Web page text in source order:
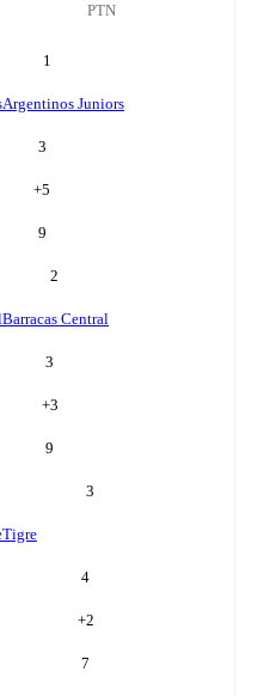
PTN
1
Argentinos Juniors
3
+5
9
2
Barracas Central
3
+3
9
3
Tigre
4
+2
7